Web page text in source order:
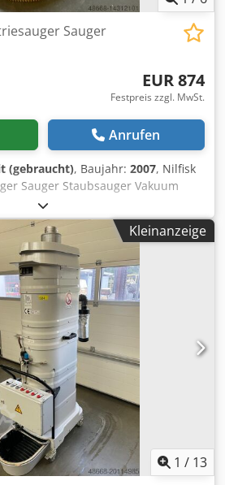
Sauger
EUR 874
Festpreis zzgl. MwSt.
Anrufen
(gebraucht), Baujahr: 2007, Nilfisk
Sauger Staubsauger Vakuum
kW Gewicht: ca. 28 Kg
l/sek Behälterkapazität: 25l Sie
Besichtigung vorbeikommen. Sie
Rechnung. Für Ausländische
Nettorechnung erstellt werden.
gültige Ust.Indent.Nr.
Besuchen Sie unseren Shop
unsere weiteren Angebote an.
und Warenzeichen sind
und dienen lediglich zur
der Produkte. Cedpfx
von technischen Daten
des Artikels können
vorbehalten.
Kleinanzeige
1 / 13